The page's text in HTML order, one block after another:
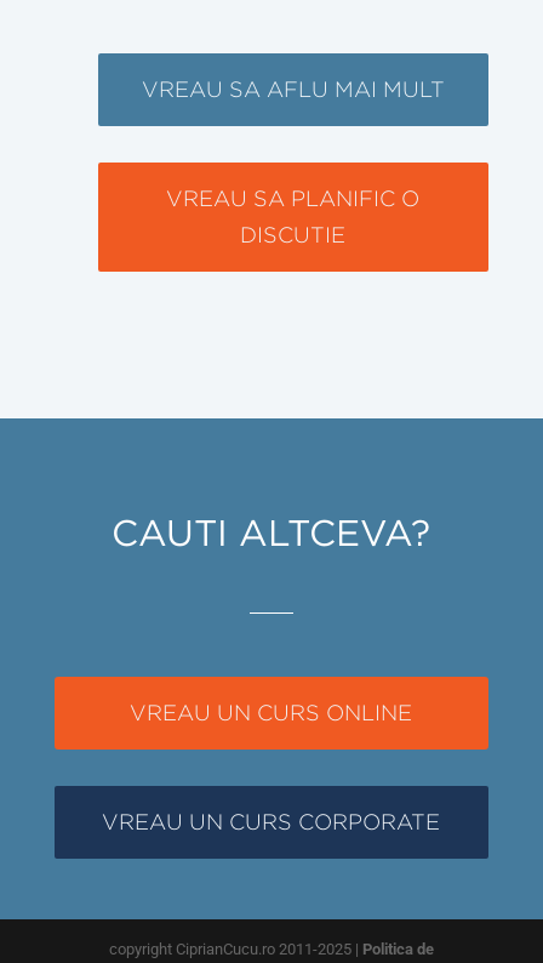
VREAU SA AFLU MAI MULT
VREAU SA PLANIFIC O
DISCUTIE
CAUTI ALTCEVA?
VREAU UN CURS ONLINE
VREAU UN CURS CORPORATE
copyright CiprianCucu.ro 2011-2025 | Politica de